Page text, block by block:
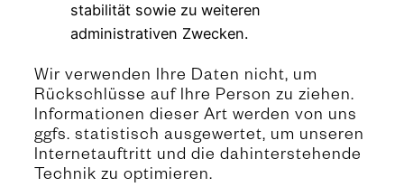
stabilität sowie zu weiteren
administrativen Zwecken.
Wir verwenden Ihre Daten nicht, um
Rückschlüsse auf Ihre Person zu ziehen.
Informationen dieser Art werden von uns
ggfs. statistisch ausgewertet, um unseren
Internetauftritt und die dahinterstehende
Technik zu optimieren.